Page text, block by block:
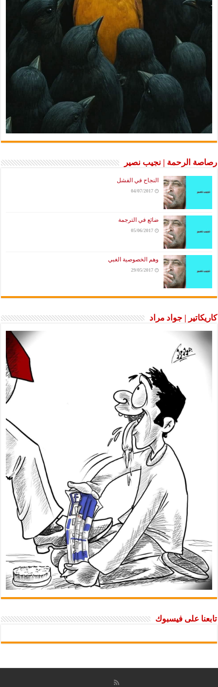
رصاصة الرحمة | نجيب نصير
النجاح في الفشل
04/07/2017
ضائع في الترجمة
05/06/2017
وهم الخصوصية الغبي
29/05/2017
كاريكاتير | جواد مراد
تابعنا على فيسبوك